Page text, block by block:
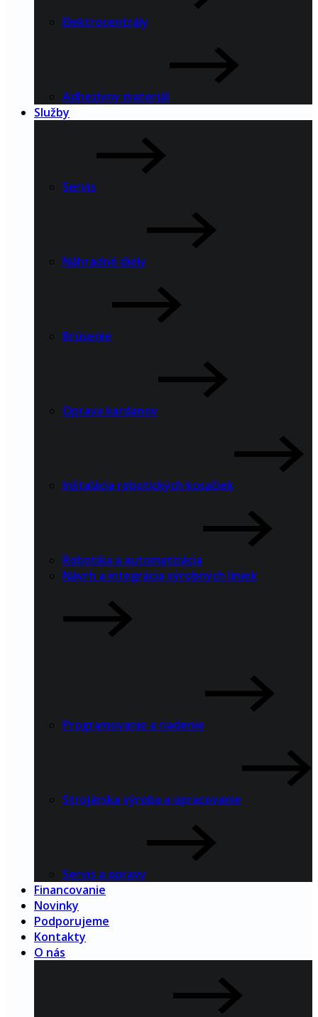
Elektrocentrály
Adhezívny materiál
Služby
Servis
Náhradné diely
Brúsenie
Oprava kardanov
Inštalácia robotických kosačiek
Robotika a automatizácia
Návrh a integrácia výrobných liniek
Programovanie a riadenie
Strojárska výroba a opracovanie
Servis a opravy
Financovanie
Novinky
Podporujeme
Kontakty
O nás